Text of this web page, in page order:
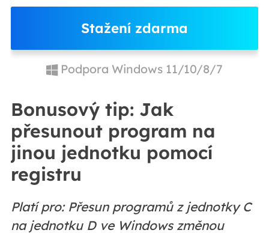
Stažení zdarma
Podpora Windows 11/10/8/7
Bonusový tip: Jak
přesunout program na
jinou jednotku pomocí
registru
Platí pro: Přesun programů z jednotky C
na jednotku D ve Windows změnou